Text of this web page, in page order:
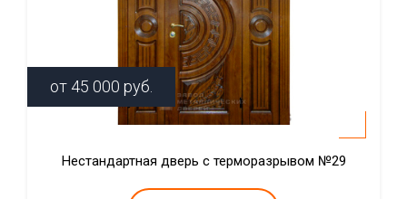
от 45 000 руб.
Нестандартная дверь с терморазрывом №29